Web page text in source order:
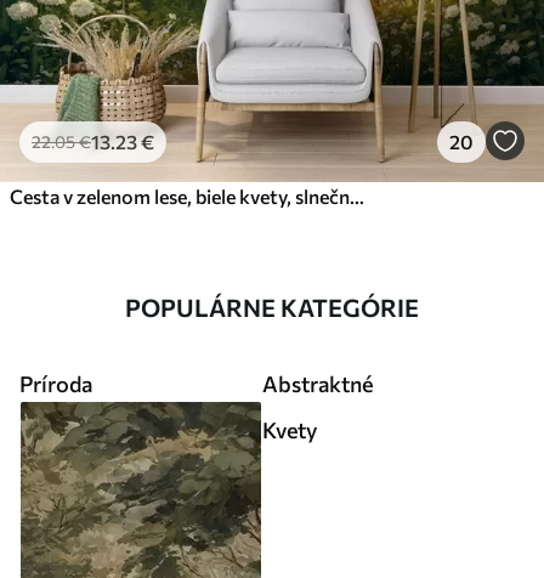
22.05€13.23€ 20
Cesta v zelenom lese, biele kvety, slnečné svetlo, akrylová kresba
POPULÁRNE KATEGÓRIE
Príroda Abstraktné
Kvety